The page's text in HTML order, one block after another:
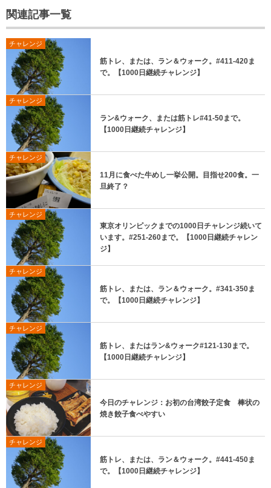
関連記事一覧
チャレンジ
筋トレ、または、ラン＆ウォーク。#411-420ま
で。【1000日継続チャレンジ】
チャレンジ
ラン&ウォーク、または筋トレ#41-50まで。
【1000日継続チャレンジ】
チャレンジ
11月に食べた牛めし一挙公開。目指せ200食。一
旦終了？
チャレンジ
東京オリンピックまでの1000日チャレンジ続いて
います。#251-260まで。【1000日継続チャレン
ジ】
チャレンジ
筋トレ、または、ラン＆ウォーク。#341-350ま
で。【1000日継続チャレンジ】
チャレンジ
筋トレ、またはラン&ウォーク#121-130まで。
【1000日継続チャレンジ】
チャレンジ
今日のチャレンジ：お初の台湾餃子定食 棒状の
焼き餃子食べやすい
チャレンジ
筋トレ、または、ラン＆ウォーク。#441-450ま
で。【1000日継続チャレンジ】